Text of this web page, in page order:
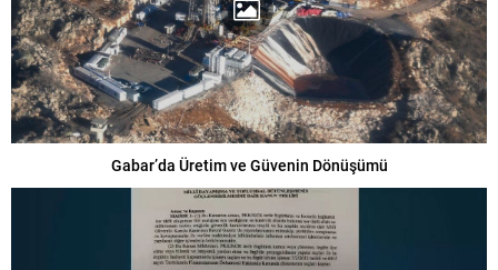
Gabar’da Üretim ve Güvenin Dönüşümü